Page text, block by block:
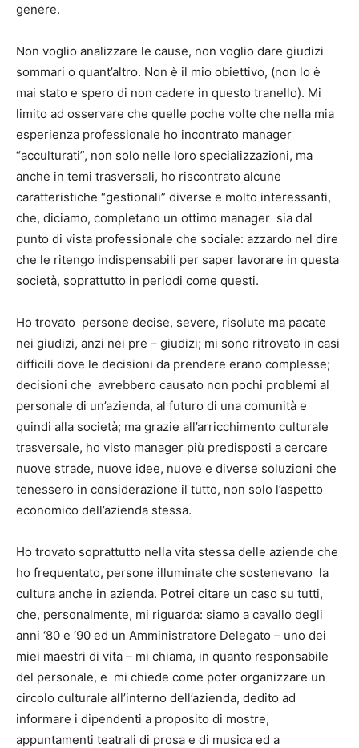
genere.
Non voglio analizzare le cause, non voglio dare giudizi
sommari o quant’altro. Non è il mio obiettivo, (non lo è
mai stato e spero di non cadere in questo tranello). Mi
limito ad osservare che quelle poche volte che nella mia
esperienza professionale ho incontrato manager
“acculturati”, non solo nelle loro specializzazioni, ma
anche in temi trasversali, ho riscontrato alcune
caratteristiche “gestionali” diverse e molto interessanti,
che, diciamo, completano un ottimo manager sia dal
punto di vista professionale che sociale: azzardo nel dire
che le ritengo indispensabili per saper lavorare in questa
società, soprattutto in periodi come questi.
Ho trovato persone decise, severe, risolute ma pacate
nei giudizi, anzi nei pre – giudizi; mi sono ritrovato in casi
difficili dove le decisioni da prendere erano complesse;
decisioni che avrebbero causato non pochi problemi al
personale di un’azienda, al futuro di una comunità e
quindi alla società; ma grazie all’arricchimento culturale
trasversale, ho visto manager più predisposti a cercare
nuove strade, nuove idee, nuove e diverse soluzioni che
tenessero in considerazione il tutto, non solo l’aspetto
economico dell’azienda stessa.
Ho trovato soprattutto nella vita stessa delle aziende che
ho frequentato, persone illuminate che sostenevano la
cultura anche in azienda. Potrei citare un caso su tutti,
che, personalmente, mi riguarda: siamo a cavallo degli
anni ‘80 e ‘90 ed un Amministratore Delegato – uno dei
miei maestri di vita – mi chiama, in quanto responsabile
del personale, e mi chiede come poter organizzare un
circolo culturale all’interno dell’azienda, dedito ad
informare i dipendenti a proposito di mostre,
appuntamenti teatrali di prosa e di musica ed a